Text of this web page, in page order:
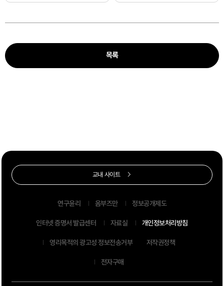
목록
연구윤리 옴부즈만 정보공개제도
인터넷 증명서 발급센터 자료실 개인정보처리방침
영리목적의 광고성 정보전송거부 저작권정책
전자구매
교내 사이트